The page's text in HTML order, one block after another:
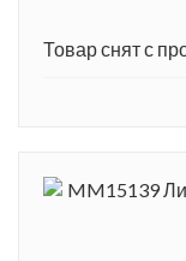
Товар снят с